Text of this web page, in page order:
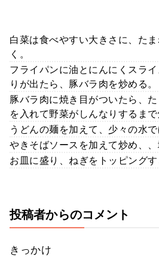
白菜は食べやすい大きさに、た
く。
フライパンに油とにんにくスラ
りが出たら、豚バラ肉を炒める。
豚バラ肉に焼き目がついたら、
を入れて野菜がしんなりするまで
うどんの麺を加えて、少々の水で
やきそばソースを加えて炒め、、
お皿に盛り、ねぎをトッピングす
投稿者からのコメント
きっかけ